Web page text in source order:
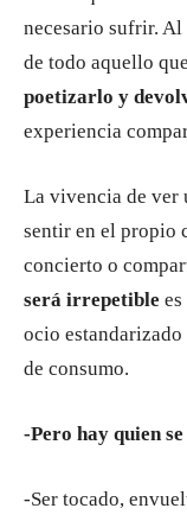
necesario sufrir. Al
de todo aquello
poetizarlo y
experiencia
La vivencia de ver
sentir en el propio
concierto o
será irrepetible
ocio
de consumo.
-Pero hay quien
-Ser tocado,